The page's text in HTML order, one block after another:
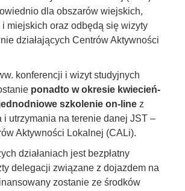
dla obszarów wiejskich,
miejskich oraz odbędą się wizyty
działających Centrów Aktywności
konferencji i wizyt studyjnych
ponadto w okresie kwiecień-
szkolenie on-line z
i utrzymania na terenie danej JST –
Aktywności Lokalnej (CALi).
działaniach jest bezpłatny
delegacji związane z dojazdem na
zostanie ze środków